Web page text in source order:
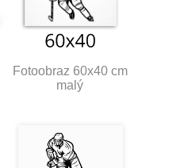
Fotoobraz 60x40 cm
malý